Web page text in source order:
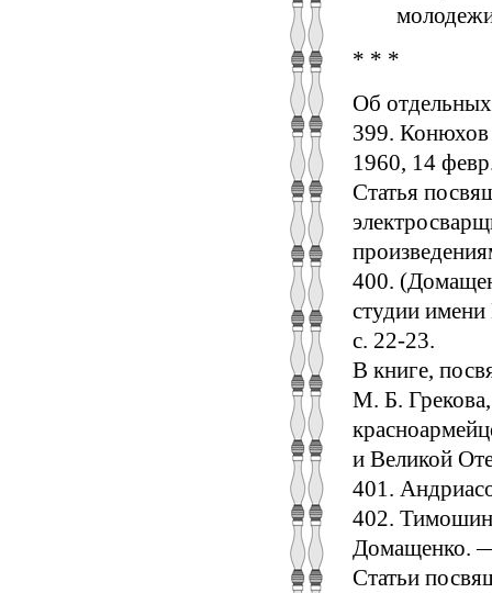
* * *
Об
399. Конюхов
1960, 14
Статья
400.
студии
с. 22-23.
В книге,
М. Б.
и Великой
401.
402.
Домащенко.
Статьи